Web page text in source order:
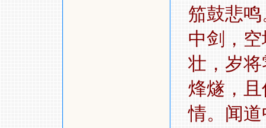
笳鼓悲
中剑，
壮，岁
烽燧，
情。闻